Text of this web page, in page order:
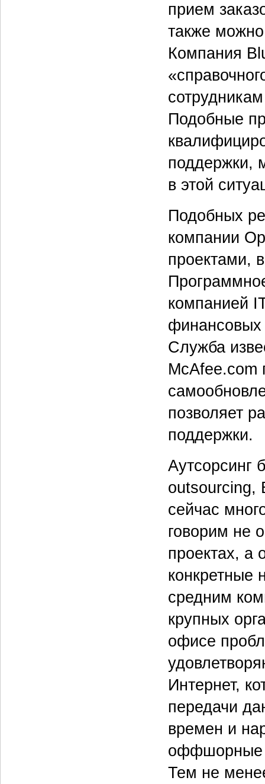
прием
также
Компания
Подобные
поддержки,
в этой
Подобных
компании
проектами,
компанией
финансовых
Служба
McAfee.com
позволяет
поддержки.
Аутсорсинг
outsourcing,
сейчас
говорим не
проектах, а
средним
крупных
офисе
Интернет,
передачи
времен и
оффшорные
Тем не